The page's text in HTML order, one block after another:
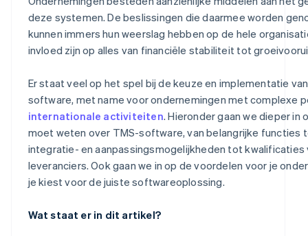
deze systemen. De beslissingen die daarmee worden
kunnen immers hun weerslag hebben op de hele
invloed zijn op alles van financiële stabiliteit tot
Er staat veel op het spel bij de keuze en implementatie
software, met name voor ondernemingen met complexe
internationale activiteiten. Hieronder gaan we dieper in
moet weten over TMS-software, van belangrijke functies
integratie- en aanpassingsmogelijkheden tot kwalificaties
leveranciers. Ook gaan we in op de voordelen voor je
je kiest voor de juiste softwareoplossing.
Wat staat er in dit artikel?